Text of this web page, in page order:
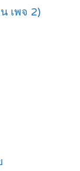
เพจ 2)